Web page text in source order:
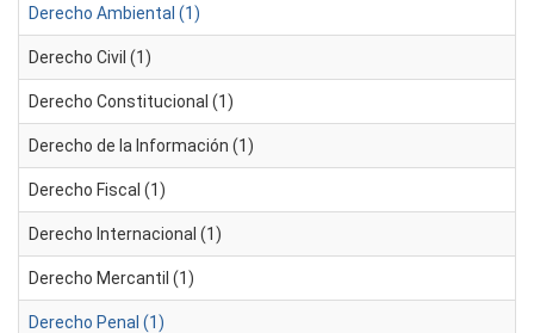
Derecho Ambiental (1)
Derecho Civil (1)
Derecho Constitucional (1)
Derecho de la Información (1)
Derecho Fiscal (1)
Derecho Internacional (1)
Derecho Mercantil (1)
Derecho Penal (1)